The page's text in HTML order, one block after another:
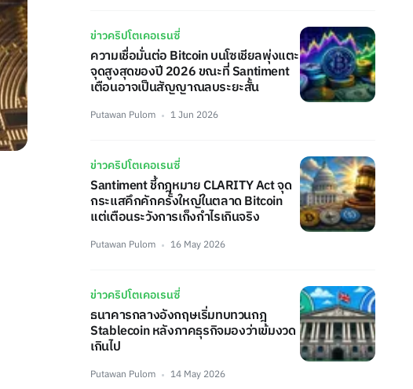
ข่าวคริปโตเคอเรนซี่
ความเชื่อมั่นต่อ Bitcoin บนโซเชียลพุ่งแตะ
จุดสูงสุดของปี 2026 ขณะที่ Santiment
เตือนอาจเป็นสัญญาณลบระยะสั้น
Putawan Pulom 1 Jun 2026
ข่าวคริปโตเคอเรนซี่
Santiment ชี้กฎหมาย CLARITY Act จุด
กระแสคึกคักครั้งใหญ่ในตลาด Bitcoin
แต่เตือนระวังการเก็งกำไรเกินจริง
Putawan Pulom 16 May 2026
ข่าวคริปโตเคอเรนซี่
ธนาคารกลางอังกฤษเริ่มทบทวนกฎ
Stablecoin หลังภาคธุรกิจมองว่าเข้มงวด
เกินไป
Putawan Pulom 14 May 2026